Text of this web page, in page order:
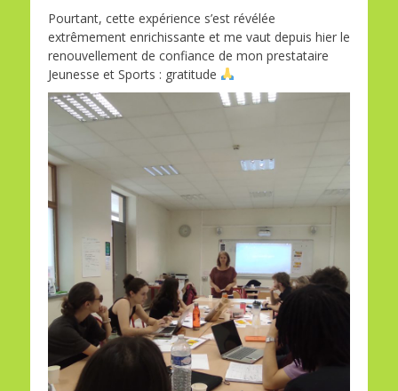
Pourtant, cette expérience s’est révélée
extrêmement enrichissante et me vaut depuis hier le
renouvellement de confiance de mon prestataire
Jeunesse et Sports : gratitude